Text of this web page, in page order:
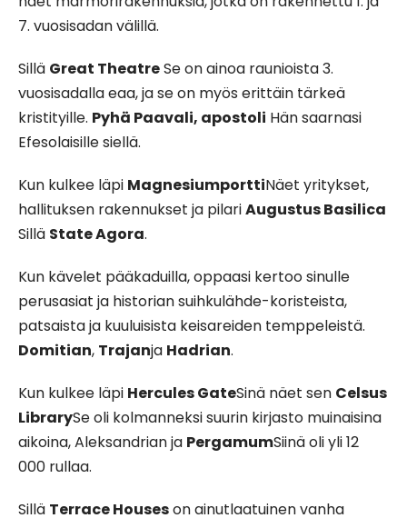
7. vuosisadan välillä.
Sillä Great TheatreSe on ainoa raunioista 3.
vuosisadalla eaa, ja se on myös erittäin tärkeä
kristityille. Pyhä Paavali, apostoli Hän saarnasi
Efesolaisille siellä.
Kun kulkee läpi MagnesiumporttiNäet yritykset,
hallituksen rakennukset ja pilariAugustus Basilica
Sillä State Agora.
Kun kävelet pääkaduilla, oppaasi kertoo sinulle
perusasiat ja historian suihkulähde-koristeista,
patsaista ja kuuluisista keisareiden temppeleistä.
Domitian, Trajanja Hadrian.
Kun kulkee läpi Hercules GateSinä näet sen Celsus
LibrarySe oli kolmanneksi suurin kirjasto muinaisina
aikoina, Aleksandrian ja PergamumSiinä oli yli 12
000 rullaa.
Sillä Terrace Houseson ainutlaatuinen vanha